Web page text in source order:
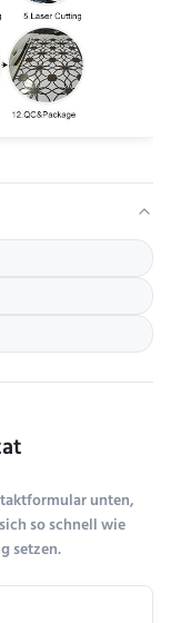
unten,
so schnell wie
setzen.